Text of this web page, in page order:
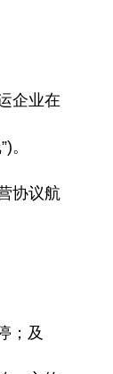
企业在
。
协议航
；及